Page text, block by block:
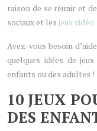
raison de se réunir et
sociaux et les jeux vidéo
Avez-vous besoin
quelques idées de
enfants ou des adultes !
10 JEUX
DES